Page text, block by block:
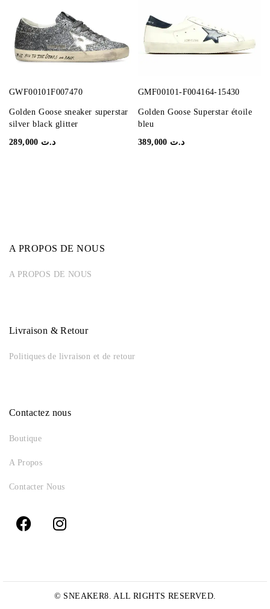
GWF00101F007470
Golden Goose sneaker superstar
silver black glitter
د.ت
GMF00101-F004164-15430
Golden Goose Superstar étoile
bleu
د.ت
Contactez nous
Boutique
A Propos
Contacter Nous
Livraison & Retour
Politiques de livraison et de retour
A PROPOS DE NOUS
A PROPOS DE NOUS
© SNEAKER8. ALL RIGHTS RESERVED.